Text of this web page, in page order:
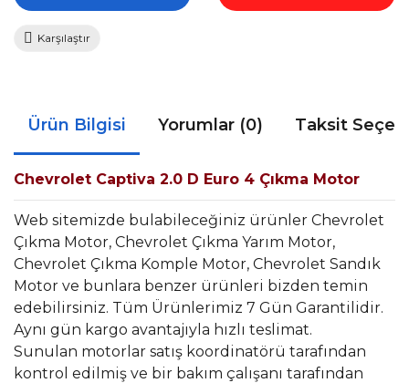
Karşılaştır
Ürün Bilgisi Yorumlar (0) Taksit
Chevrolet Captiva 2.0 D Euro 4 Çıkma Motor
Web sitemizde bulabileceğiniz ürünler Chevrolet
Çıkma Motor, Chevrolet Çıkma Yarım Motor,
Chevrolet Çıkma Komple Motor, Chevrolet Sandık
Motor ve bunlara benzer ürünleri bizden temin
edebilirsiniz. Tüm Ürünlerimiz 7 Gün Garantilidir.
Aynı gün kargo avantajıyla hızlı teslimat.
Sunulan motorlar satış koordinatörü tarafından
kontrol edilmiş ve bir bakım çalışanı tarafından